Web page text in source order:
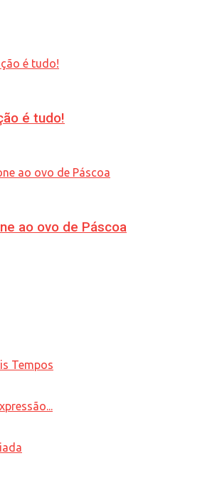
é tudo!
ao ovo de Páscoa
Tempos